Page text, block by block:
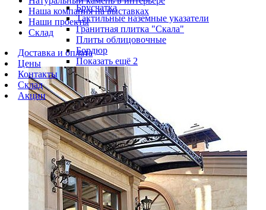
Брусчатка
Тактильные наземные указатели
Гранитная плитка "Скала"
Плиты облицовочные
Бордюр
Показать ещё 2
Наша компания на выставках
Наши проекты
Склад
Доставка и оплата
Цены
Контакты
Склад
Акции